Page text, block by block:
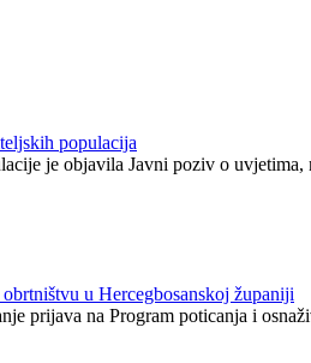
populacija
je objavila Javni poziv o
u Hercegbosanskoj županiji
prijava na Program poticanja i